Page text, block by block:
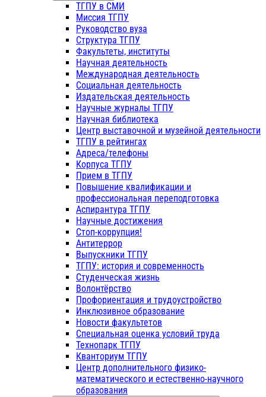
ТГПУ в СМИ
Миссия ТГПУ
Руководство вуза
Структура ТГПУ
Факультеты, институты
Научная деятельность
Международная деятельность
Социальная деятельность
Издательская деятельность
Научные журналы ТГПУ
Научная библиотека
Центр выставочной и музейной деятельности
ТГПУ в рейтингах
Адреса/телефоны
Корпуса ТГПУ
Прием в ТГПУ
Повышение квалификации и
профессиональная переподготовка
Аспирантура ТГПУ
Научные достижения
Стоп-коррупция!
Антитеррор
Выпускники ТГПУ
ТГПУ: история и современность
Студенческая жизнь
Волонтёрство
Профориентация и трудоустройство
Инклюзивное образование
Новости факультетов
Специальная оценка условий труда
Технопарк ТГПУ
Кванториум ТГПУ
Центр дополнительного физико-
математического и естественно-научного
образования